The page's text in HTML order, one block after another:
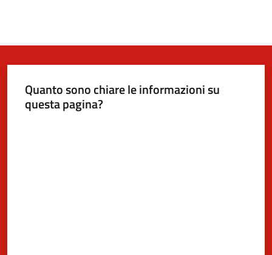
Quanto sono chiare le informazioni su
questa pagina?